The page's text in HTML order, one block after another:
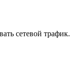
сетевой трафик.